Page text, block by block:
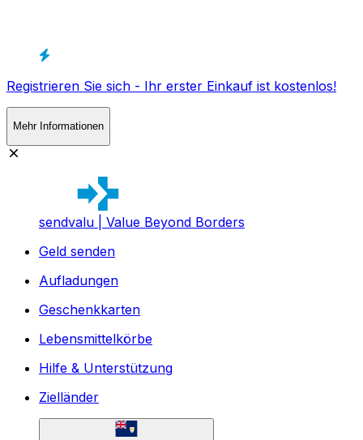
Registrieren Sie sich - Ihr erster Einkauf ist kostenlos!
Mehr Informationen
sendvalu | Value Beyond Borders
Geld senden
Aufladungen
Geschenkkarten
Lebensmittelkörbe
Hilfe & Unterstützung
Zielländer